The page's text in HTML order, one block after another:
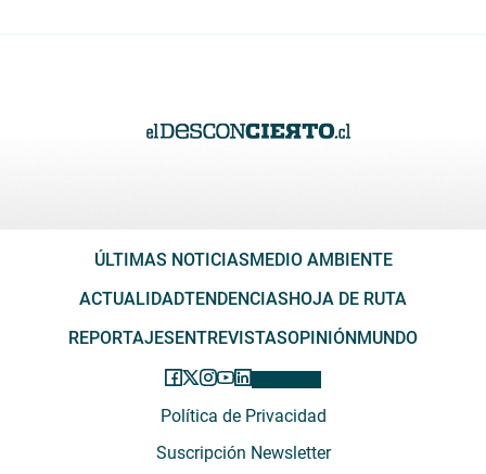
ÚLTIMAS NOTICIAS MEDIO AMBIENTE
ACTUALIDADTENDENCIAS HOJA DE RUTA
REPORTAJES ENTREVISTASOPINIÓN MUNDO
Política de Privacidad
Suscripción Newsletter